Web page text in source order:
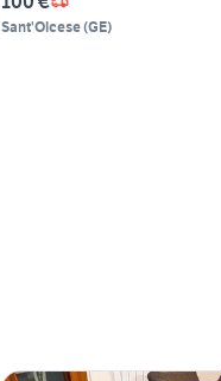
Sant'Olcese(GE)